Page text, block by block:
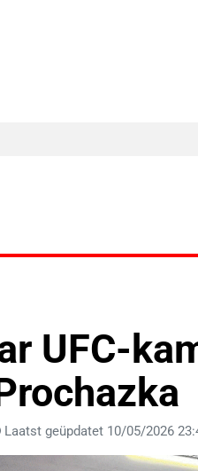
UFC-
Laatst geüpdatet 10/05/2026